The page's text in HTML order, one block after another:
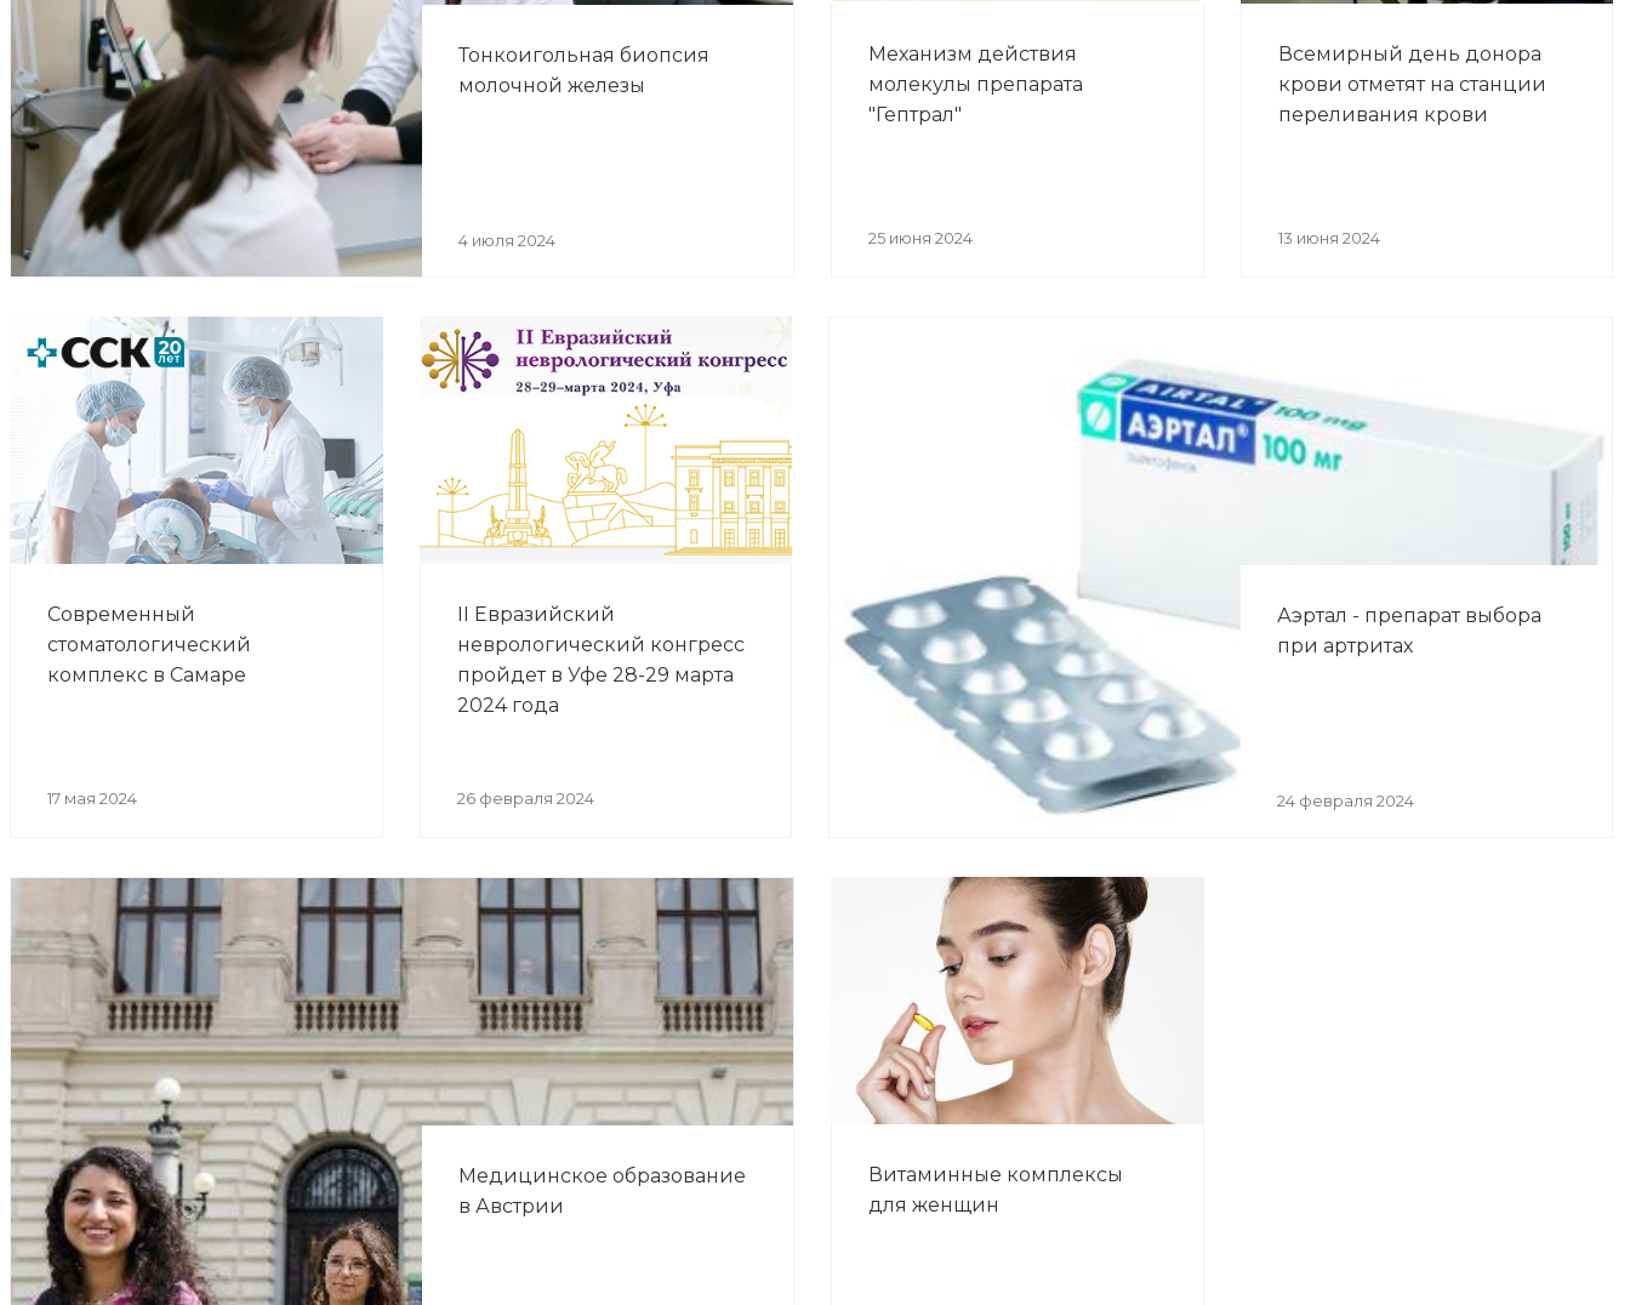
Тонкоигольная биопсия
молочной железы
4 июля 2024
Механизм действия
молекулы препарата
"Гептрал"
25 июня 2024
Всемирный день донора
крови отметят на станции
переливания крови
13 июня 2024
Современный
стоматологический
комплекс в Самаре
17 мая 2024
II Евразийский
неврологический конгресс
пройдет в Уфе 28-29 марта
2024 года
26 февраля 2024
Аэртал - препарат выбора
при артритах
24 февраля 2024
Медицинское образование
в Австрии
Витаминные комплексы
для женщин